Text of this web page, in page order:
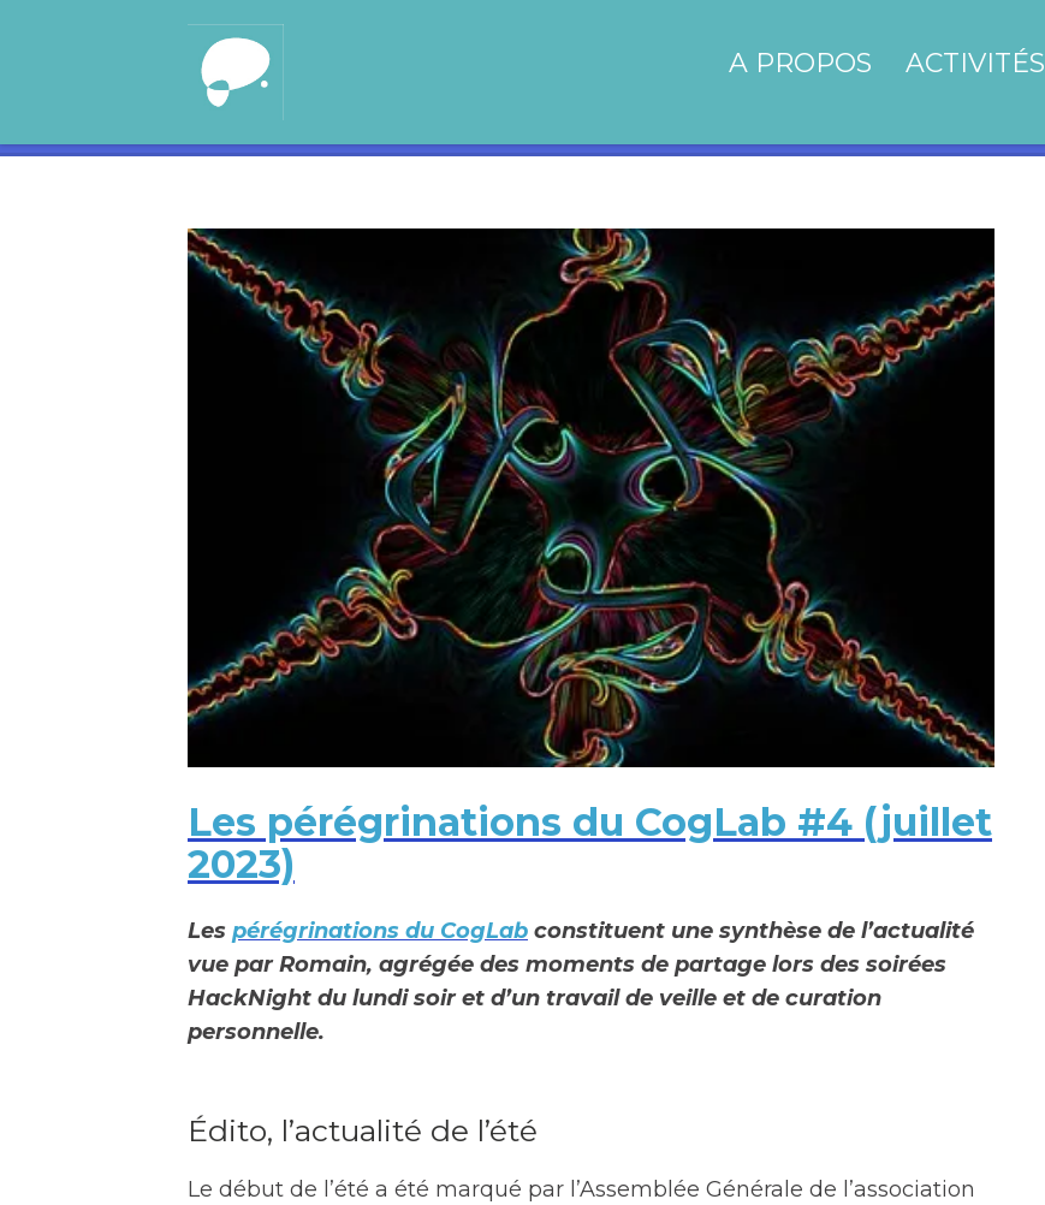
A PROPOS ACTIVITÉS
Les pérégrinations du CogLab #4 (juillet
2023)
Les pérégrinations du CogLab constituent une synthèse de l’actualité
vue par Romain, agrégée des moments de partage lors des soirées
HackNight du lundi soir et d’un travail de veille et de curation
personnelle.
Édito, l’actualité de l’été
Le début de l’été a été marqué par l’Assemblée Générale de l’association